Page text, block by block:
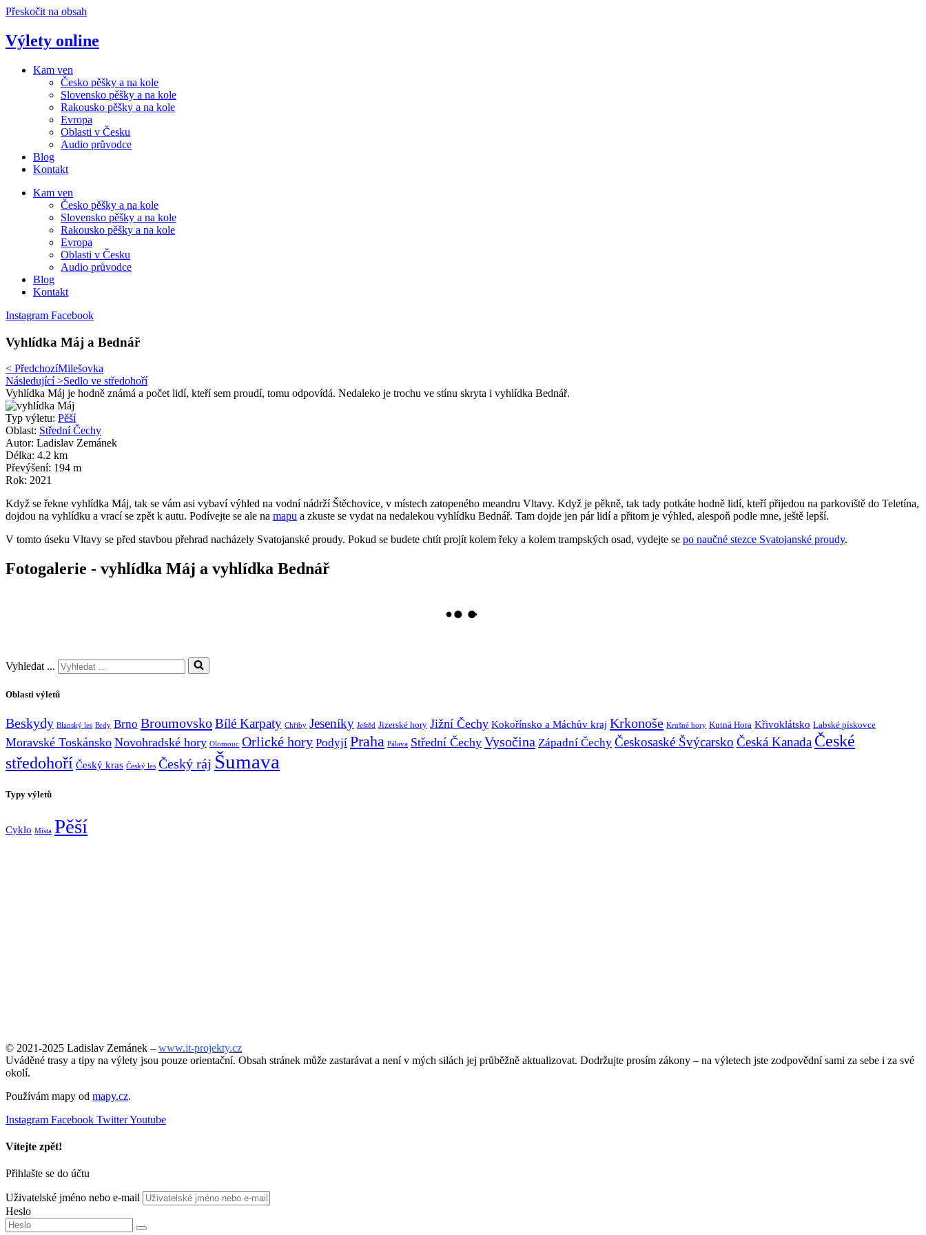
Přeskočit na obsah
Výlety online
Kam ven
Česko pěšky a na kole
Slovensko pěšky a na kole
Rakousko pěšky a na kole
Evropa
Oblasti v Česku
Audio průvodce
Blog
Kontakt
Kam ven
Česko pěšky a na kole
Slovensko pěšky a na kole
Rakousko pěšky a na kole
Evropa
Oblasti v Česku
Audio průvodce
Blog
Kontakt
Instagram Facebook
Vyhlídka Máj a Bednář
< PředchozíMilešovka
Následující >Sedlo ve středohoří
Vyhlídka Máj je hodně známá a počet lidí, kteří sem proudí, tomu odpovídá. Nedaleko je trochu ve stínu skryta i vyhlídka Bednář.
Typ výletu: Pěší
Oblast: Střední Čechy
Autor: Ladislav Zemánek
Délka: 4.2 km
Převýšení: 194 m
Rok: 2021
Když se řekne vyhlídka Máj, tak se vám asi vybaví výhled na vodní nádrží Štěchovice, v místech zatopeného meandru Vltavy. Když je pěkně, tak tady potkáte hodně lidí, kteří přijedou na parkoviště do Teletína,
dojdou na vyhlídku a vrací se zpět k autu. Podívejte se ale na mapu a zkuste se vydat na nedalekou vyhlídku Bednář. Tam dojde jen pár lidí a přitom je výhled, alespoň podle mne, ještě lepší.
V tomto úseku Vltavy se před stavbou přehrad nacházely Svatojanské proudy. Pokud se budete chtít projít kolem řeky a kolem trampských osad, vydejte se po naučné stezce Svatojanské proudy.
Fotogalerie - vyhlídka Máj a vyhlídka Bednář
Vyhledat ...
Oblasti výletů
Beskydy Blanský les Brdy Brno BroumovskoBílé Karpaty Chřiby Jeseníky Ještěd Jizerské hory Jižní Čechy Kokořínsko a Máchův kraj Krkonoše Krušné hory Kutná Hora Křivoklátsko Labské pískovce
Moravské Toskánsko Novohradské hory Olomouc Orlické hory Podyjí Praha Pálava Střední Čechy Vysočina Západní Čechy Českosaské Švýcarsko Česká Kanada České
středohoří Český kras Český les Český ráj Šumava
Typy výletů
Cyklo Místa Pěší
© 2021-2025 Ladislav Zemánek – www.it-projekty.cz
Uváděné trasy a tipy na výlety jsou pouze orientační. Obsah stránek může zastarávat a není v mých silách jej průběžně aktualizovat. Dodržujte prosím zákony – na výletech jste zodpovědní sami za sebe i za své
okolí.
Používám mapy od mapy.cz.
Instagram Facebook TwitterYoutube
Vítejte zpět!
Přihlašte se do účtu
Uživatelské jméno nebo e-mail
Heslo